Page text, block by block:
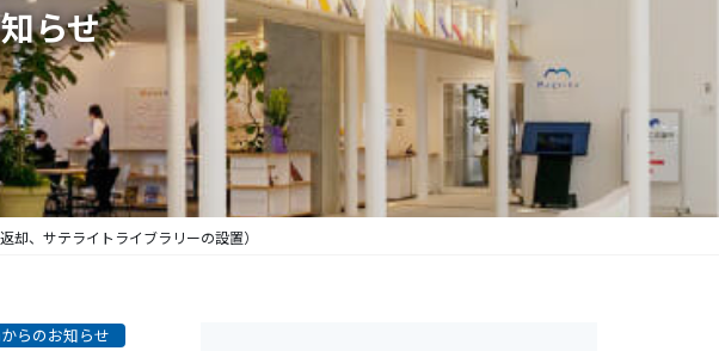
らせ
、サテライトライブラリーの設置）
らのお知らせ